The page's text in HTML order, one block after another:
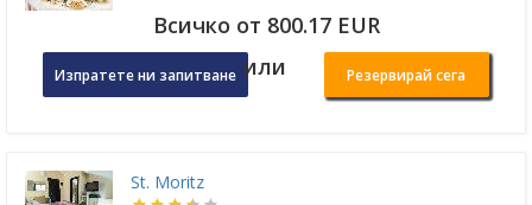
Всичко от 800.17 EUR
Изпратете ни запитване или Резервирай сега
St. Moritz